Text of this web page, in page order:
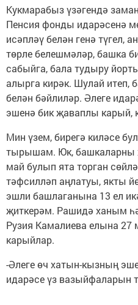
Кукмарабыз үзәгендә
Пенсия фонды идарәсенә
исәпләү белән генә түгел,
төрле белешмәләр, башка
сабыйга, бала тудыру
алырга кирәк. Шулай итеп,
белән бәйлиләр. Әлеге
эшенә бик җаваплы карый,
Мин үзем, бирегә киләсе
тырышам. Юк, башкаларны
май булып ята торган
тәфсилләп аңлатуы, якты
эшли башлаганына 13 ел
җиткерәм. Рашидә ханым
Рузия Камалиева елына 27
карыйлар.
-Әлеге өч хатын-кызның
идарәсе үз вазыйфаларын